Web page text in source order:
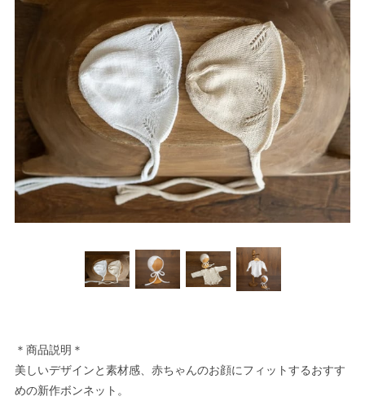
＊商品説明＊
美しいデザインと素材感、赤ちゃんのお顔にフィットするおすす
めの新作ボンネット。